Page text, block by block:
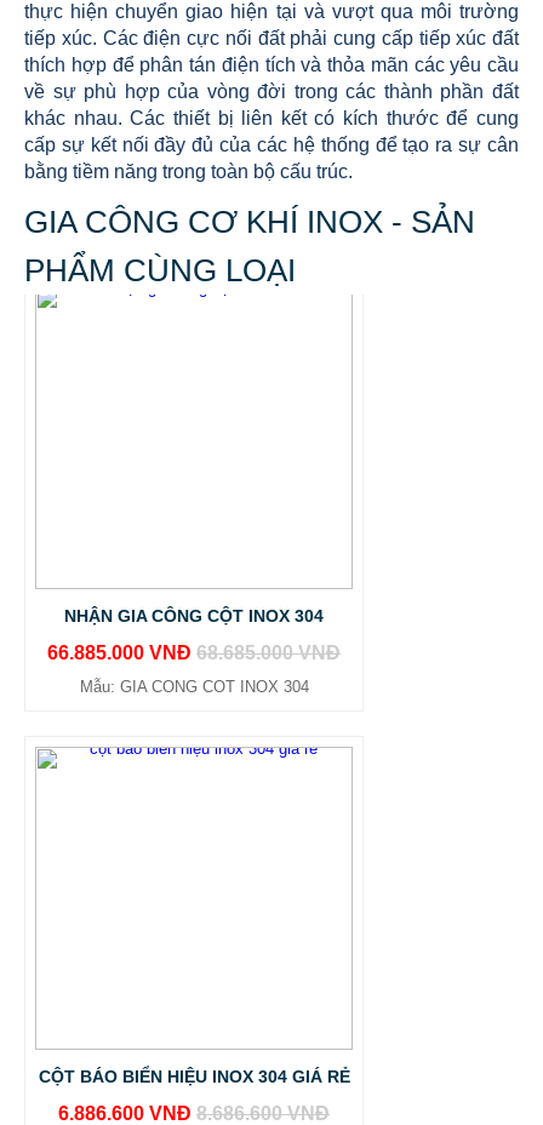
thực hiện chuyển giao hiện tại và vượt qua môi trường
tiếp xúc. Các điện cực nối đất phải cung cấp tiếp xúc đất
thích hợp để phân tán điện tích và thỏa mãn các yêu cầu
về sự phù hợp của vòng đời trong các thành phần đất
khác nhau. Các thiết bị liên kết có kích thước để cung
cấp sự kết nối đầy đủ của các hệ thống để tạo ra sự cân
bằng tiềm năng trong toàn bộ cấu trúc.
GIA CÔNG CƠ KHÍ INOX - SẢN
PHẨM CÙNG LOẠI
NHẬN GIA CÔNG CỘT INOX 304
66.885.000 VNĐ 68.685.000 VNĐ
Mẫu: GIA CONG COT INOX 304
CỘT BÁO BIỂN HIỆU INOX 304 GIÁ RẺ
6.886.600 VNĐ 8.686.600 VNĐ